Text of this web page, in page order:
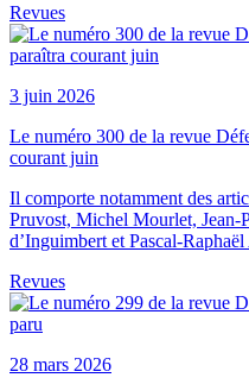
Revues
3 juin 2026
Le numéro 300 de la revue
courant juin
Il comporte notamment des
Pruvost, Michel Mourlet,
d’Inguimbert et Pascal-
Revues
28 mars 2026